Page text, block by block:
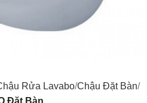
Rửa Lavabo Chậu Đặt Bàn
Đặt Bàn